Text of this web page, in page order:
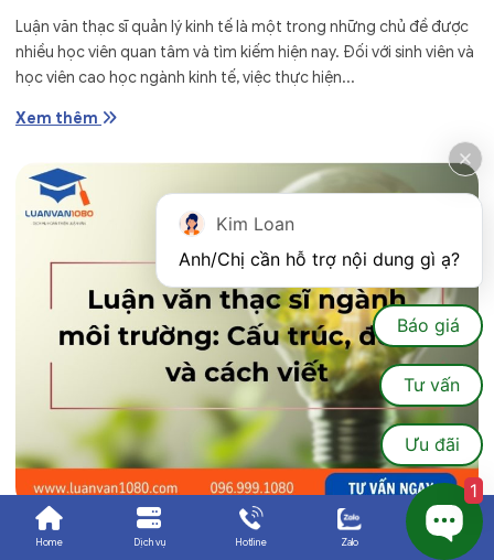
Luận văn thạc sĩ quản lý kinh tế là một trong những chủ đề được
nhiều học viên quan tâm và tìm kiếm hiện nay. Đối với sinh viên và
học viên cao học ngành kinh tế, việc thực hiện...
Xem thêm
12 Tháng 7, 2026 Nguyễn Tuyết Anh
Home Dịch vụ Hotline Zalo Ưu đãi
Kim Loan
Anh/Chị cần hỗ trợ nội dung gì ạ?
Báo giá
Tư vấn
Ưu đãi
1